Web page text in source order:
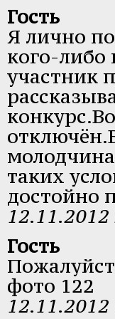
Гость
Я лично
кого-либо
участник
таких
достойно
12.11.2012
Гость
фото 122